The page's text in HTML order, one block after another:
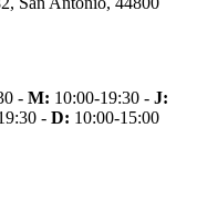
- M: 10:00-19:30 - J:
- D: 10:00-15:00